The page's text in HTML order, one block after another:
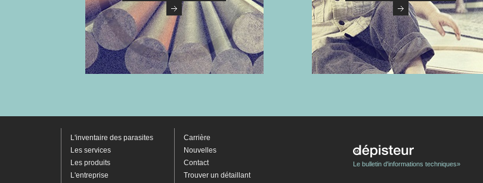
L'inventaire des parasites
Les services
Les produits
L'entreprise
Carrière
Nouvelles
Contact
Trouver un détaillant
Le bulletin d'informations techniques»